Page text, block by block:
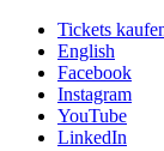
Tickets
English
Facebook
Instagram
YouTube
LinkedIn